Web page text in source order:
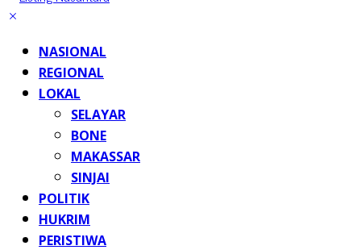
NASIONAL
REGIONAL
LOKAL
SELAYAR
BONE
MAKASSAR
SINJAI
POLITIK
HUKRIM
PERISTIWA